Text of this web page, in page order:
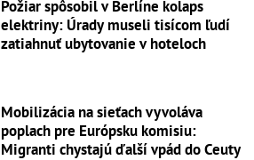
Požiar spôsobil v Berlíne kolaps
elektriny: Úrady museli tisícom ľudí
zatiahnuť ubytovanie v hoteloch
Mobilizácia na sieťach vyvoláva
poplach pre Európsku komisiu:
Migranti chystajú ďalší vpád do Ceuty